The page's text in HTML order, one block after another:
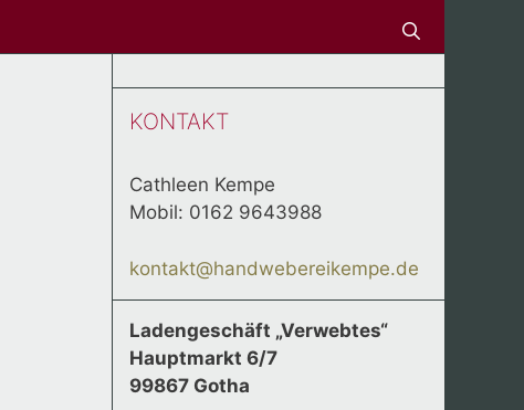
KONTAKT
Cathleen Kempe
Mobil: 0162 9643988
kontakt@handwebereikempe.de
Ladengeschäft „Verwebtes“
Hauptmarkt 6/7
99867 Gotha